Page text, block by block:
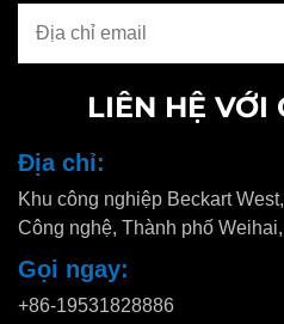
LIÊN HỆ VỚI
Địa chỉ:
Khu công nghiệp Beckart
Công nghệ, Thành phố
Gọi ngay:
+86-19531828886